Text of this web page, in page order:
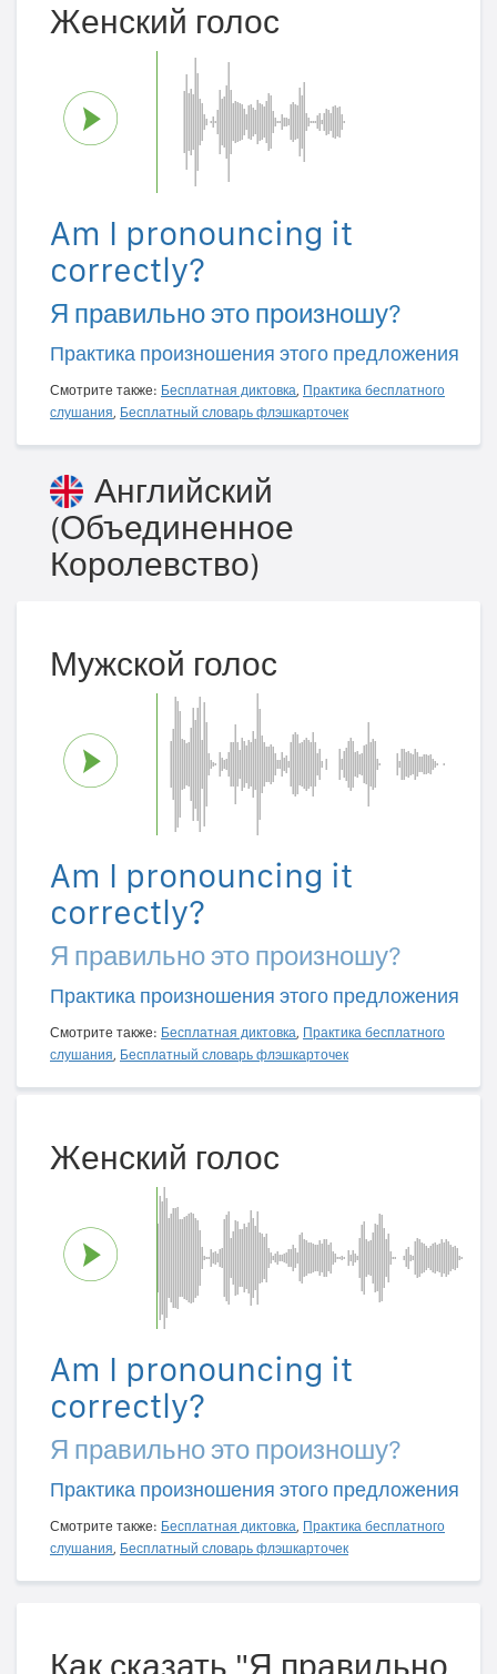
Женский голос
Am I pronouncing it
correctly?
Я правильно это произношу?
Практика произношения этого предложения
Смотрите также: Бесплатная диктовка, Практика бесплатного
слушания, Бесплатный словарь флэшкарточек
Английский
(Объединенное
Королевство)
Мужской голос
Am I pronouncing it
correctly?
Я правильно это произношу?
Практика произношения этого предложения
Смотрите также: Бесплатная диктовка, Практика бесплатного
слушания, Бесплатный словарь флэшкарточек
Женский голос
Am I pronouncing it
correctly?
Я правильно это произношу?
Практика произношения этого предложения
Смотрите также: Бесплатная диктовка, Практика бесплатного
слушания, Бесплатный словарь флэшкарточек
Как сказать "Я правильно